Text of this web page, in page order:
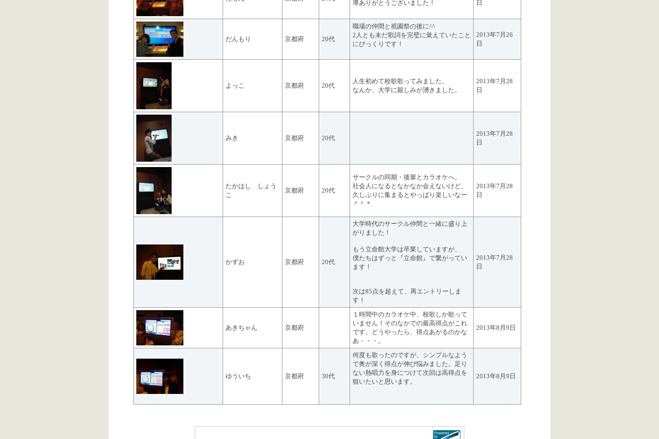
導ありがとうございました！ 日
だんもり 京都府 20代
職場の仲間と祇園祭の後に^^
2人とも未だ歌詞を完璧に覚えていたこと
にびっくりです！
2013年7月26
日
よっこ 京都府 20代
人生初めて校歌歌ってみました。
なんか、大学に親しみが湧きました。
2013年7月28
日
みき 京都府 20代
2013年7月28
日
たかはし しょう
こ
京都府 20代
サークルの同期・後輩とカラオケへ。
社会人になるとなかなか会えないけど、
久しぶりに集まるとやっぱり楽しいなー
＾＾＊
2013年7月28
日
かずお 京都府 20代
大学時代のサークル仲間と一緒に盛り上
がりました！
もう立命館大学は卒業していますが、
僕たちはずっと『立命館』で繋がってい
ます！
次は85点を超えて、再エントリーしま
す！
2013年7月28
日
あきちゃん 京都府
１時間中のカラオケ中、校歌しか歌って
いません！そのなかでの最高得点がこれ
です。どうやったら、得点あがるのかな
あ・・・。
2013年8月9日
ゆういち 京都府 30代
何度も歌ったのですが、シンプルなよう
で奥が深く得点が伸び悩みました。足り
ない熱唱力を身につけて次回は高得点を
狙いたいと思います。
2013年8月9日